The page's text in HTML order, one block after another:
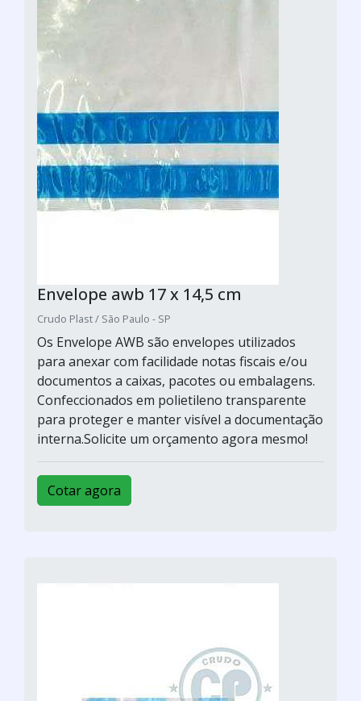
Envelope awb 17 x 14,5 cm
Crudo Plast / São Paulo - SP
Os Envelope AWB são envelopes utilizados
para anexar com facilidade notas fiscais e/ou
documentos a caixas, pacotes ou embalagens.
Confeccionados em polietileno transparente
para proteger e manter visível a documentação
interna.Solicite um orçamento agora mesmo!
Cotar agora